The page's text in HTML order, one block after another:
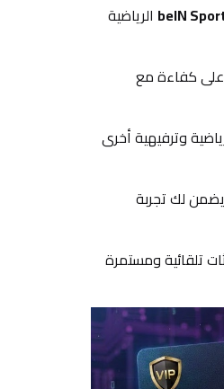
beIN